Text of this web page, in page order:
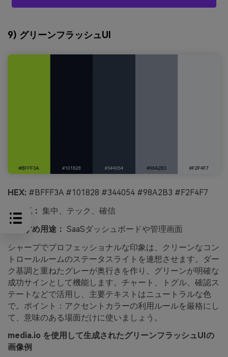
9) グリーンフラッシュUI
HEX: #BFFF3A #101828 #344054 #98A2B3 #F2F4F7
雰囲気： 集中、テック、確信
おすすめ用途： SaaSダッシュボードや管理画面
シャープでプロフェッショナルな印象は、クリーンなコン
トロールルームのステータスライトを連想させます。ダー
ク基調と重ねたグレーが奥行きを作り、グリーンが明確な
成功サインとして機能します。チャート、トグル、確認ス
テートなどで活用し、主要テキストはニュートラルな色
で。ポイント：アクセントカラーの利用ルールを厳格にし
て、意味のある場面だけに使いましょう。
media.io を使用して生成されたグリーンフラッシュUIの
画像例